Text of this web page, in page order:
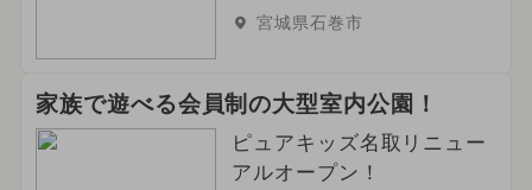
宮城県石巻市
家族で遊べる会員制の大型室内公園！
ピュアキッズ名取リニュー
アルオープン！